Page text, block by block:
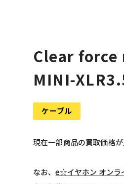
Clear force
MINI-
ケーブル
現在一部商品の買取価格
なお、e☆イヤホン オンラ